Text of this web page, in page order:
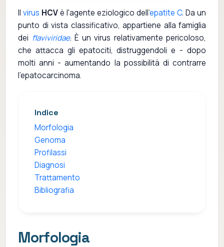
Il virus HCVè l'agente eziologico dell'epatite C. Da un
punto di vista classificativo, appartiene alla famiglia
dei flaviviridae. È un virus relativamente pericoloso,
che attacca gli epatociti, distruggendoli e - dopo
molti anni - aumentando la possibilità di contrarre
l'epatocarcinoma.
Indice
Morfologia
Genoma
Profilassi
Diagnosi
Trattamento
Bibliografia
Morfologia